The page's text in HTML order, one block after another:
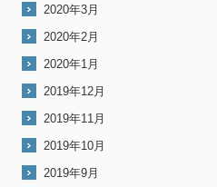
2020年3月
2020年2月
2020年1月
2019年12月
2019年11月
2019年10月
2019年9月